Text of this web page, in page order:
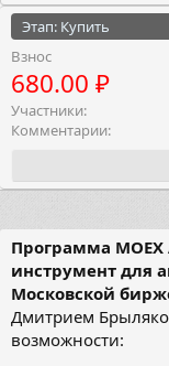
Этап: Купить
Взнос
680.00 ₽
Участники
Комментарии
Программа
инструмент для
Московской
Дмитрием
возможности: